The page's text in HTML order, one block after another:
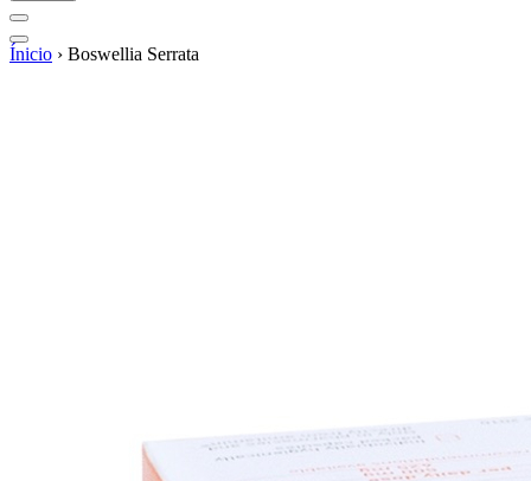
Ínicio › Boswellia Serrata